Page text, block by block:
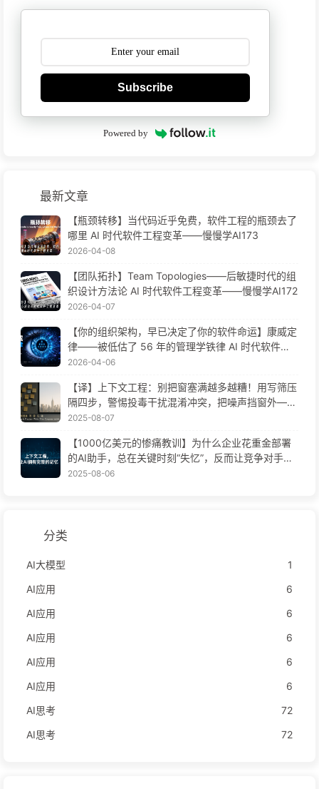
Subscribe
Powered by
最新文章
【瓶颈转移】当代码近乎免费，软件工程的瓶颈去了
哪里 AI 时代软件工程变革——慢慢学AI173
2026-04-08
【团队拓扑】Team Topologies——后敏捷时代的组
织设计方法论 AI 时代软件工程变革——慢慢学AI172
2026-04-07
【你的组织架构，早已决定了你的软件命运】康威定
律——被低估了 56 年的管理学铁律 AI 时代软件工
程变革——慢慢学AI171
2026-04-06
【译】上下文工程：别把窗塞满越多越糟！用写筛压
隔四步，警惕投毒干扰混淆冲突，把噪声挡窗外——
慢慢学AI170
2025-08-07
【1000亿美元的惨痛教训】为什么企业花重金部署
的AI助手，总在关键时刻“失忆”，反而让竞争对手实
现90%性能提升？——慢慢学AI169
2025-08-06
分类
AI大模型
1
AI应用
6
AI应用
6
AI应用
6
AI应用
6
AI应用
6
AI思考
72
AI思考
72